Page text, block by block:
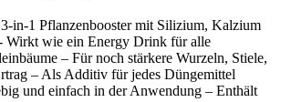
in-1 Pflanzenbooster mit Silizium, Kalzium
Wirkt wie ein Energy Drink für alle
– Für noch stärkere Wurzeln, Stiele,
– Als Additiv für jedes Düngemittel
und einfach in der Anwendung – Enthält